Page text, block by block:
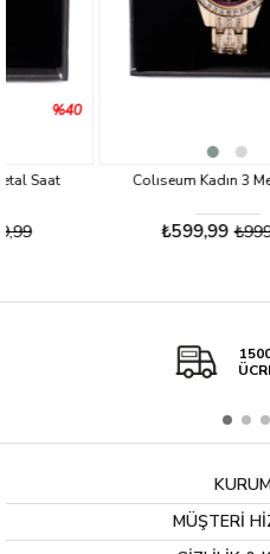
Colıseum Kadın 3 Metal Saat
₺999,99
MÜŞTERİ